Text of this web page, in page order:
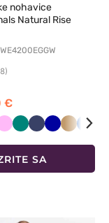
nohavice
Natural Rise
€
RóżowyZielonyCiemnyGranatowy
Beżowy
SA